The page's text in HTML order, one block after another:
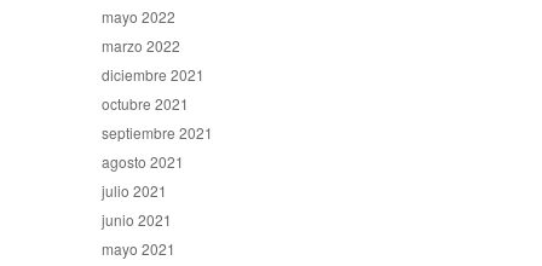
mayo 2022
marzo 2022
diciembre 2021
octubre 2021
septiembre 2021
agosto 2021
julio 2021
junio 2021
mayo 2021